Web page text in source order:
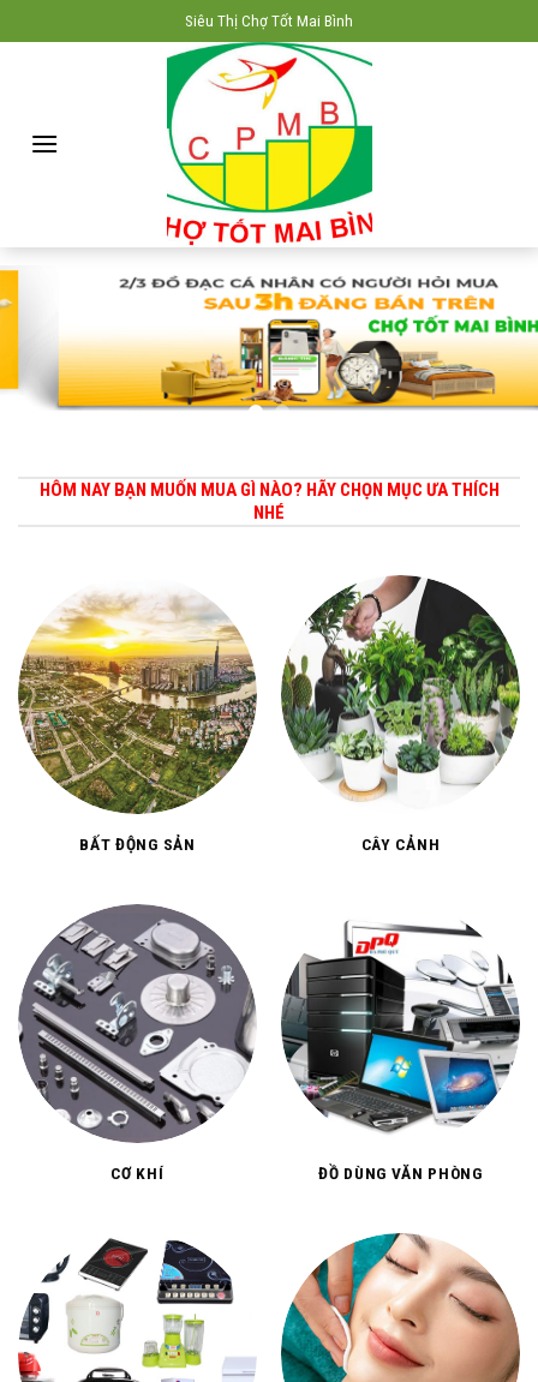
to
Siêu Thị Chợ Tốt Mai Bình
HÔM NAY BẠN MUỐN MUA GÌ NÀO? HÃY CHỌN MỤC ƯA THÍCH
NHÉ
BẤT ĐỘNG SẢN CÂY CẢNH
CƠ KHÍ ĐỒ DÙNG VĂN PHÒNG